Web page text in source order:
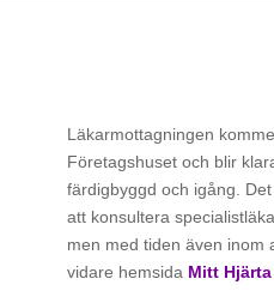
Läkarmottagningen
Företagshuset och blir
färdigbyggd och igång.
att konsultera
men med tiden även inom
vidare hemsida Mitt